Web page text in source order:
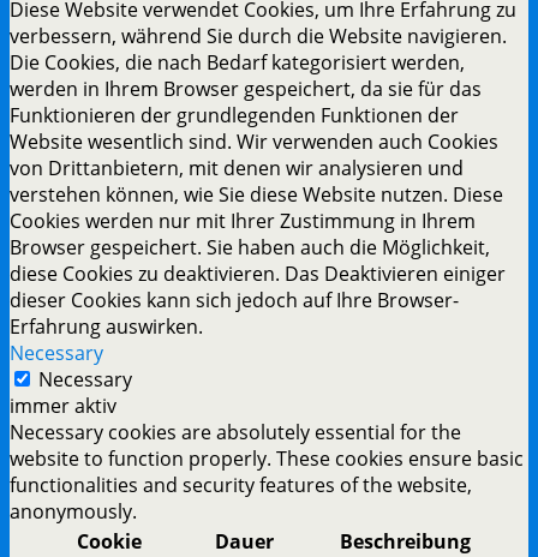
Diese Website verwendet Cookies, um Ihre Erfahrung zu
verbessern, während Sie durch die Website navigieren.
Die Cookies, die nach Bedarf kategorisiert werden,
werden in Ihrem Browser gespeichert, da sie für das
Funktionieren der grundlegenden Funktionen der
Website wesentlich sind. Wir verwenden auch Cookies
von Drittanbietern, mit denen wir analysieren und
verstehen können, wie Sie diese Website nutzen. Diese
Cookies werden nur mit Ihrer Zustimmung in Ihrem
Browser gespeichert. Sie haben auch die Möglichkeit,
diese Cookies zu deaktivieren. Das Deaktivieren einiger
dieser Cookies kann sich jedoch auf Ihre Browser-
Erfahrung auswirken.
Necessary
Necessary
immer aktiv
Necessary cookies are absolutely essential for the
website to function properly. These cookies ensure basic
functionalities and security features of the website,
anonymously.
Cookie
Dauer Beschreibung